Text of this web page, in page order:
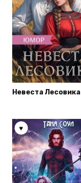
Невеста Лесовика